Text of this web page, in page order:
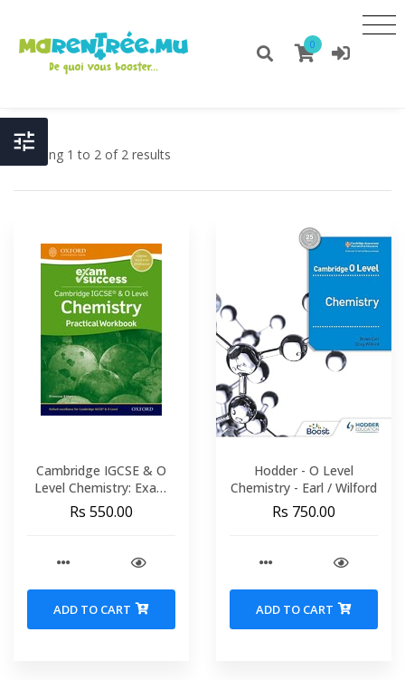
0
Showing 1 to 2 of 2 results
Cambridge IGCSE & O
Level Chemistry: Exam
Success Practical
Workbook- Primrose
Rs 550.00
ADD TO CART
Hodder - O Level
Chemistry - Earl / Wilford
Rs 750.00
ADD TO CART